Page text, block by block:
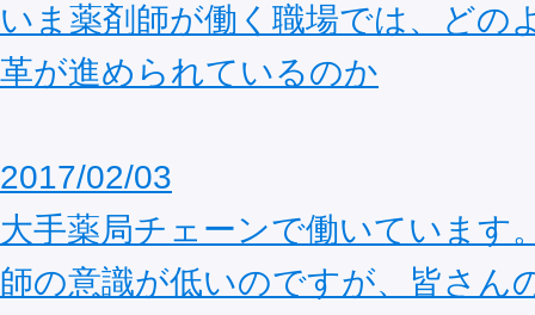
いま薬剤師が働く職場では、どの
革が進められているのか
2017/02/03
大手薬局チェーンで働いています
師の意識が低いのですが、皆さん